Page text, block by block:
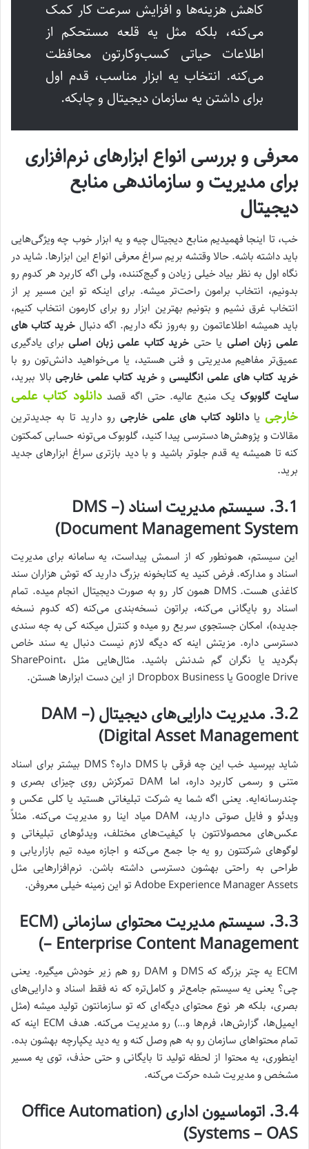
کاهش هزینه‌ها و افزایش سرعت کار کمک
می‌کنه، بلکه مثل یه قلعه مستحکم از
اطلاعات حیاتی کسب‌وکارتون محافظت
می‌کنه. انتخاب یه ابزار مناسب، قدم اول
برای داشتن یه سازمان دیجیتال و چابکه.
معرفی و بررسی انواع ابزارهای نرم‌افزاری
برای مدیریت و سازماندهی منابع
دیجیتال
خب، تا اینجا فهمیدیم منابع دیجیتال چیه و یه ابزار خوب چه ویژگی‌هایی
باید داشته باشه. حالا وقتشه بریم سراغ معرفی انواع این ابزارها. شاید در
نگاه اول به نظر بیاد خیلی زیادن و گیج‌کننده، ولی اگه کاربرد هر کدوم رو
بدونیم، انتخاب برامون راحت‌تر میشه. برای اینکه تو این مسیر پر از
انتخاب غرق نشیم و بتونیم بهترین ابزار رو برای کارمون انتخاب کنیم،
باید همیشه اطلاعاتمون رو به‌روز نگه داریم. اگه دنبال خرید کتاب های
علمی زبان اصلی یا حتی خرید کتاب علمی زبان اصلیبرای یادگیری
عمیق‌تر مفاهیم مدیریتی و فنی هستید، یا می‌خواهید دانش‌تون رو با
خرید کتاب های علمی انگلیسی وخرید کتاب علمی خارجیبالا ببرید،
سایت گلوبوکیک منبع عالیه. حتی اگه قصددانلود کتاب علمی
خارجی یادانلود کتاب های علمی خارجی رو دارید تا به جدیدترین
مقالات و پژوهش‌ها دسترسی پیدا کنید، گلوبوک می‌تونه حسابی کمکتون
کنه تا همیشه یه قدم جلوتر باشید و با دید بازتری سراغ ابزارهای جدید
برید.
3.1. سیستم مدیریت اسناد (DMS –
Document Management System)
این سیستم، همونطور که از اسمش پیداست، یه سامانه برای مدیریت
اسناد و مدارکه. فرض کنید یه کتابخونه بزرگ دارید که توش هزاران سند
کاغذی هست. DMS همون کار رو به صورت دیجیتال انجام میده. تمام
اسناد رو بایگانی می‌کنه، براتون نسخه‌بندی می‌کنه (که کدوم نسخه
جدیده)، امکان جستجوی سریع رو میده و کنترل میکنه کی به چه سندی
دسترسی داره. مزیتش اینه که دیگه لازم نیست دنبال یه سند خاص
بگردید یا نگران گم شدنش باشید. مثال‌هایی مثل SharePoint،
Google Drive یا Dropbox Business از این دست ابزارها هستن.
3.2. مدیریت دارایی‌های دیجیتال (DAM –
Digital Asset Management)
شاید بپرسید خب این چه فرقی با DMS داره؟ DMS بیشتر برای اسناد
متنی و رسمی کاربرد داره، اما DAM تمرکزش روی چیزای بصری و
چندرسانه‌ایه. یعنی اگه شما یه شرکت تبلیغاتی هستید یا کلی عکس و
ویدئو و فایل صوتی دارید، DAM میاد اینا رو مدیریت می‌کنه. مثلاً
عکس‌های محصولاتتون با کیفیت‌های مختلف، ویدئوهای تبلیغاتی و
لوگوهای شرکتتون رو یه جا جمع می‌کنه و اجازه میده تیم بازاریابی و
طراحی به راحتی بهشون دسترسی داشته باشن. نرم‌افزارهایی مثل
Adobe Experience Manager Assets تو این زمینه خیلی معروفن.
3.3. سیستم مدیریت محتوای سازمانی (ECM
– Enterprise Content Management)
ECM یه چتر بزرگه که DMS و DAM رو هم زیر خودش میگیره. یعنی
چی؟ یعنی یه سیستم جامع‌تر و کامل‌تره که نه فقط اسناد و دارایی‌های
بصری، بلکه هر نوع محتوای دیگه‌ای که تو سازمانتون تولید میشه (مثل
ایمیل‌ها، گزارش‌ها، فرم‌ها و…) رو مدیریت می‌کنه. هدف ECM اینه که
تمام محتواهای سازمان رو به هم وصل کنه و یه دید یکپارچه بهشون بده.
اینطوری، یه محتوا از لحظه تولید تا بایگانی و حتی حذف، توی یه مسیر
مشخص و مدیریت شده حرکت می‌کنه.
3.4. اتوماسیون اداری (Office Automation
Systems – OAS)